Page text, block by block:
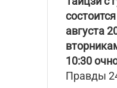
состоится
августа
10:30
Правды